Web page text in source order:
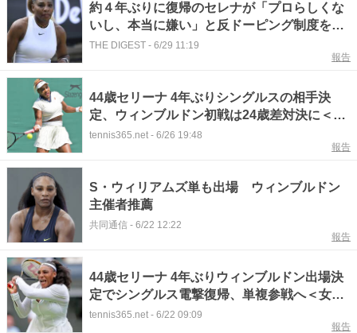
約４年ぶりに復帰のセレナが「プロらしくな
いし、本当に嫌い」と反ドーピング制度を批
判。ITIAが異例声明で認識の齟齬を説明＜
THE DIGEST - 6/29 11:19
報告
44歳セリーナ 4年ぶりシングルスの相手決
定、ウィンブルドン初戦は24歳差対決に＜女
子テニス＞
tennis365.net - 6/26 19:48
報告
S・ウィリアムズ単も出場 ウィンブルドン
主催者推薦
共同通信 - 6/22 12:22
報告
44歳セリーナ 4年ぶりウィンブルドン出場決
定でシングルス電撃復帰、単複参戦へ＜女子
テニス＞
tennis365.net - 6/22 09:09
報告